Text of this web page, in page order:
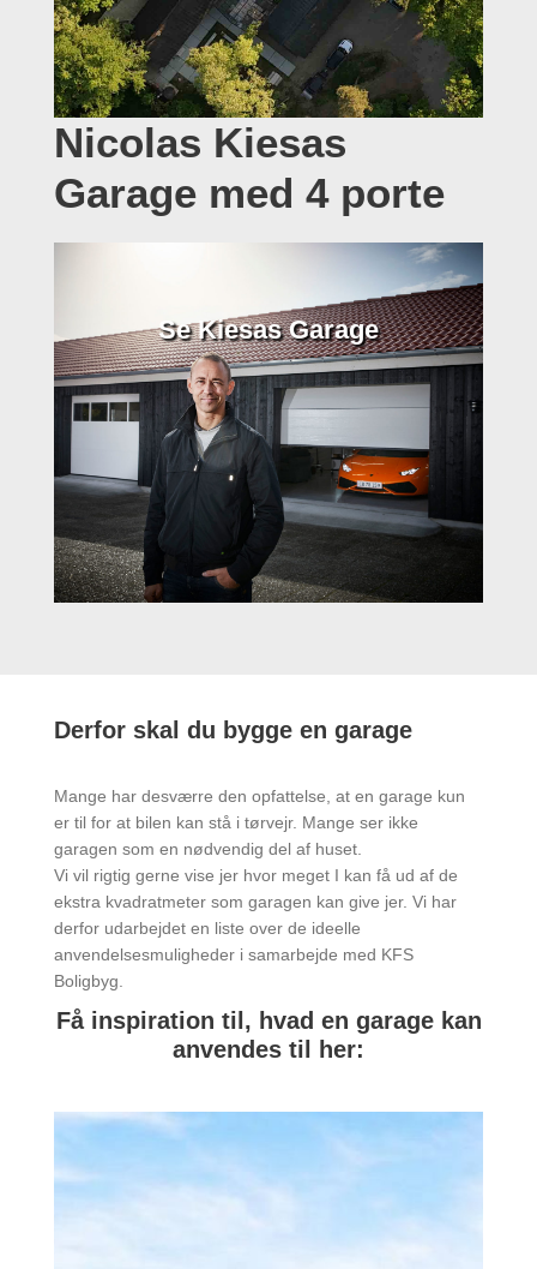
Nicolas Kiesas
Garage med 4 porte
Se Kiesas Garage
Derfor skal du bygge en garage
Mange har desværre den opfattelse, at en garage kun
er til for at bilen kan stå i tørvejr. Mange ser ikke
garagen som en nødvendig del af huset.
Vi vil rigtig gerne vise jer hvor meget I kan få ud af de
ekstra kvadratmeter som garagen kan give jer. Vi har
derfor udarbejdet en liste over de ideelle
anvendelsesmuligheder i samarbejde med KFS
Boligbyg.
Få inspiration til, hvad en garage kan
anvendes til her: